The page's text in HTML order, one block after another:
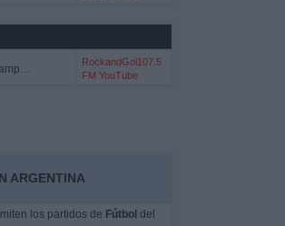
Sportivo Desamparados
RockandGol107.5
FM YouTube
ARGENTINA
los partidos de Fútbol del